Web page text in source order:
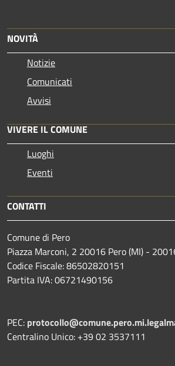
NOVITÀ
Notizie
Comunicati
Avvisi
VIVERE IL COMUNE
Luoghi
Eventi
CONTATTI
Comune di Pero
Piazza Marconi, 2 20016 Pero (MI) -
Codice Fiscale: 86502820151
Partita IVA: 06721490156
PEC:
Centralino Unico: +39 02 3537111